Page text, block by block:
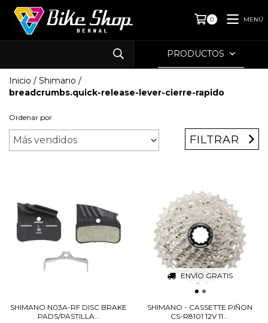
0 MENÚ
PRODUCTOS
Inicio / Shimano /
breadcrumbs.quick-release-lever-cierre-rapido
Ordenar por
FILTRAR
SHIMANO N03A-RF DISC BRAKE
PADS/PASTILLA...
ENVÍO GRATIS
SHIMANO - CASSETTE PIÑON
CS-R8101 12V 11...